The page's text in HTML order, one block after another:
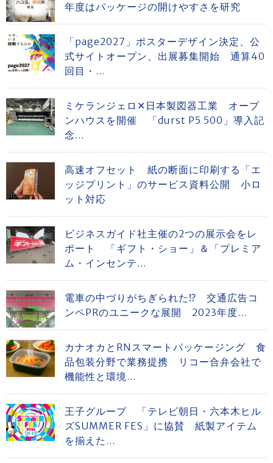
年度はパッケージの開けやすさを研究
「page2027」ポスターデザイン決定、公
式サイトオープン、出展募集開始 通算40
回目・...
ミケランジェロ✕日本製図器工業 オープ
ンハウスを開催 「durst P5 500」導入記
念...
高速オフセット 紙の断面に印刷する「エ
ッジプリント」のサービス資料公開 小ロ
ット対応
ビジネスガイド社主催の2つの展示会をレ
ポート 「ギフト・ショー」＆「プレミア
ム・インセンテ...
電車の中づりがちぎられた⁉ 交通広告コ
ンペPRのユニークな展開 2023年度...
カナオカとRNスマートパッケージング 食
品包装分野で業務提携 リコー合弁会社で
機能性と環境...
王子グループ 「テレビ朝日・六本木ヒル
ズSUMMER FES」に協賛 紙製アイテム
を揃えた...